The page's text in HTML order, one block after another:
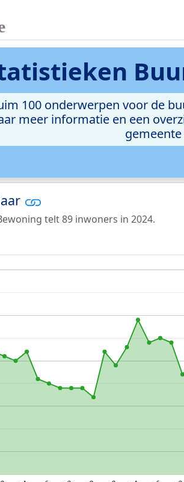
100 onderwerpen voor de
meer informatie en een
telt 89 inwoners in 2024.